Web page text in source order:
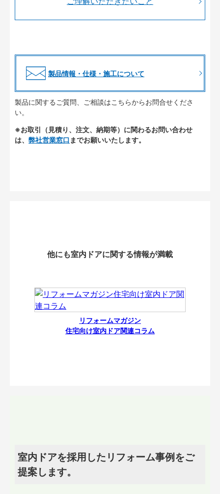
製品情報・仕様・施工について
製品に関するご質問、ご相談はこちらからお問合せくださ
い。
※お取引（見積り、注文、納期等）に関わるお問い合わせ
は、 弊社営業窓口 までお願いいたします。
他にも室内ドアに関する情報が満載
リフォームマガジン
住宅向け室内ドア関連コラム
室内ドアを採用したリフォーム事例をご
提案します。